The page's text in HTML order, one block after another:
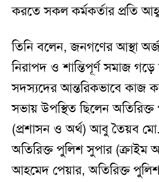
করতে সকল কর্মকর্তার প্রতি
তিনি বলেন, জনগণের আস্থা
নিরাপদ ও শান্তিপূর্ণ সমাজ
সদস্যদের আন্তরিকভাবে কাজ
সভায় উপস্থিত ছিলেন
(প্রশাসন ও অর্থ) আবু তৈয়ব
অতিরিক্ত পুলিশ সুপার (ক্রাইম
আহমেদ পেয়ার, অতিরিক্ত